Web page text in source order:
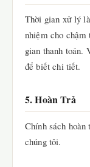
Thời gian xử lý
nhiệm cho chậm
gian thanh toán.
để biết chi tiết.
5. Hoàn Trả
Chính sách hoàn
chúng tôi.